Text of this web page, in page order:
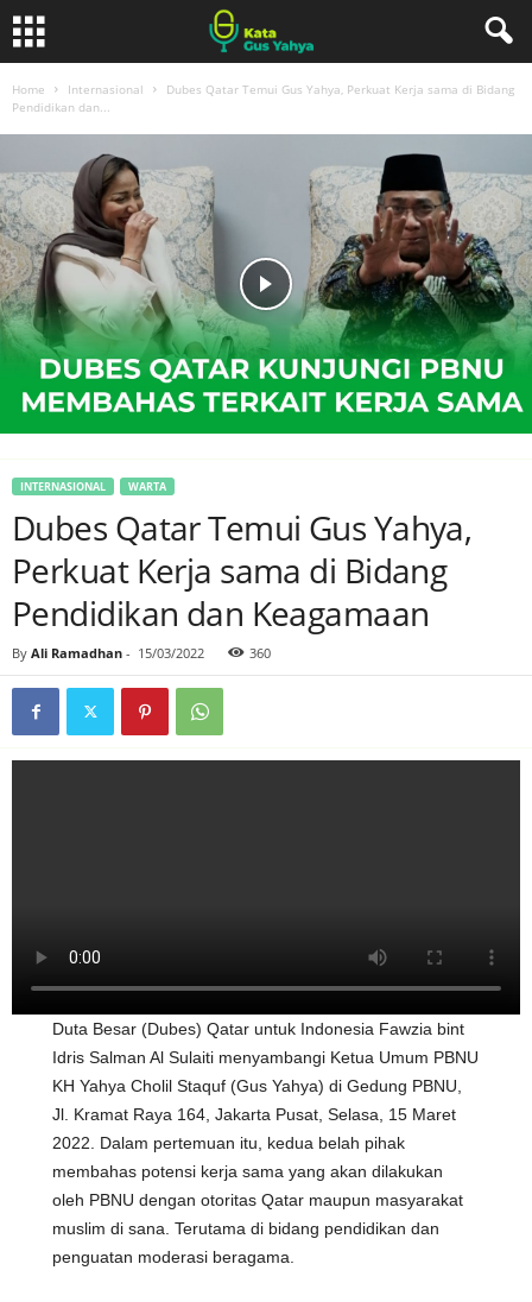
Home Internasional
Dubes Qatar Temui Gus Yahya, Perkuat Kerja sama di Bidang
Pendidikan dan...
INTERNASIONAL WARTA
Dubes Qatar Temui Gus Yahya,
Perkuat Kerja sama di Bidang
Pendidikan dan Keagamaan
By Ali Ramadhan - 15/03/2022 360
Duta Besar (Dubes) Qatar untuk Indonesia Fawzia bint
Idris Salman Al Sulaiti menyambangi Ketua Umum PBNU
KH Yahya Cholil Staquf (Gus Yahya) di Gedung PBNU,
Jl. Kramat Raya 164, Jakarta Pusat, Selasa, 15 Maret
2022. Dalam pertemuan itu, kedua belah pihak
membahas potensi kerja sama yang akan dilakukan
oleh PBNU dengan otoritas Qatar maupun masyarakat
muslim di sana. Terutama di bidang pendidikan dan
penguatan moderasi beragama.